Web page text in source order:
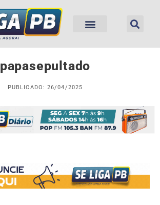
papasepultado
PUBLICADO: 26/04/2025